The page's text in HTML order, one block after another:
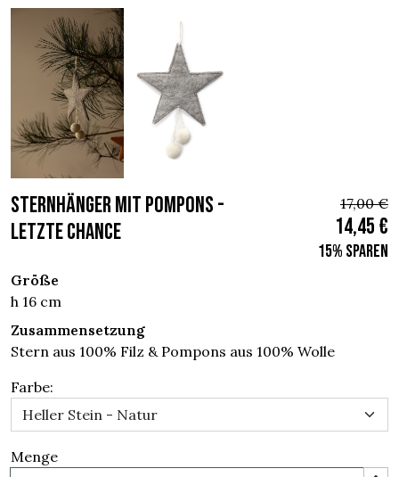
STERNHÄNGER MIT POMPONS -
Letzte chance
17,00 €
14,45 €
15% sparen
Größe
h 16 cm
Zusammensetzung
Stern aus 100% Filz & Pompons aus 100% Wolle
Farbe:
Menge